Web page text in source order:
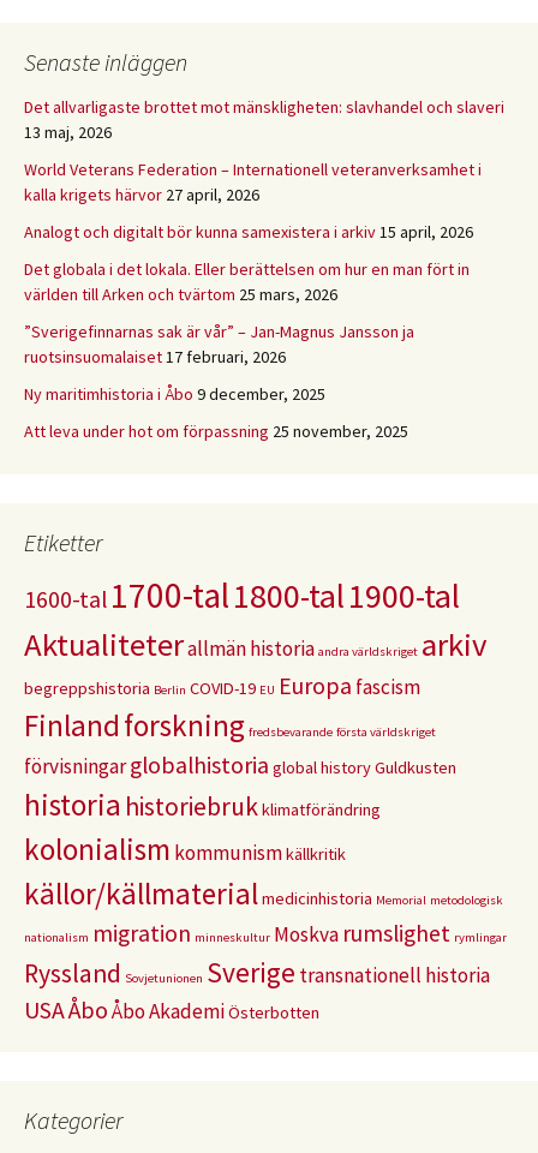
Senaste inläggen
Det allvarligaste brottet mot mänskligheten: slavhandel och slaveri
13 maj, 2026
World Veterans Federation – Internationell veteranverksamhet i
kalla krigets härvor 27 april, 2026
Analogt och digitalt bör kunna samexistera i arkiv15 april, 2026
Det globala i det lokala. Eller berättelsen om hur en man fört in
världen till Arken och tvärtom 25 mars, 2026
”Sverigefinnarnas sak är vår” – Jan-Magnus Jansson ja
ruotsinsuomalaiset17 februari, 2026
Ny maritimhistoria i Åbo 9 december, 2025
Att leva under hot om förpassning 25 november, 2025
Etiketter
1600-tal 1700-tal1800-tal1900-tal
Aktualiteterallmän historia andra världskriget arkiv
begreppshistoria Berlin COVID-19 EU Europa fascism
Finlandforskning fredsbevarande första världskriget
förvisningarglobalhistoria global historyGuldkusten
historia historiebrukklimatförändring
kolonialism kommunismkällkritik
källor/källmaterialmedicinhistoria Memorial metodologisk
nationalism migration minneskultur Moskva rumslighet rymlingar
Ryssland Sovjetunionen Sverige transnationell historia
USAÅboÅbo AkademiÖsterbotten
Kategorier